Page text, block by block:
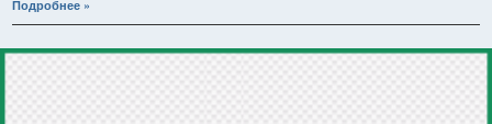
Подробнее »